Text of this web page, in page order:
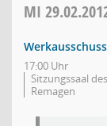
MI
Werkausschuss
17:00 Uhr
Sitzungssaal
Remagen